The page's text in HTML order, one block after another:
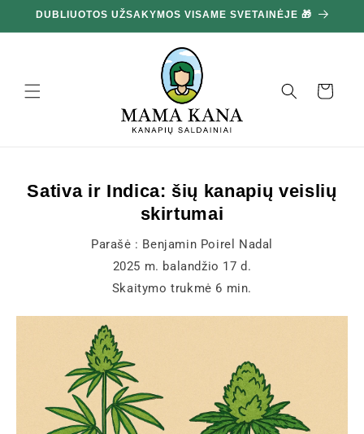
ir pereikite
prie turinio
Krepšelis
Sativa ir Indica: šių kanapių veislių
skirtumai
Parašė : Benjamin Poirel Nadal
2025 m. balandžio 17 d.
Skaitymo trukmė 6 min.